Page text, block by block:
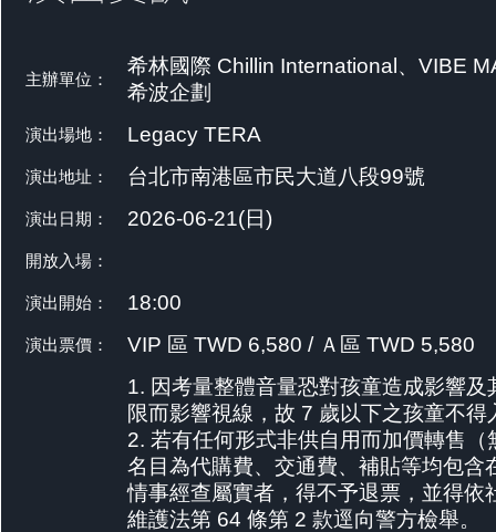
主辦單位：
希林國際 Chillin International、VIBE
希波企劃
演出場地： Legacy TERA
演出地址： 台北市南港區市民大道八段99號
演出日期： 2026-06-21(日)
開放入場：
演出開始： 18:00
演出票價： VIP 區 TWD 6,580 / Ａ區 TWD 5,580
1. 因考量整體音量恐對孩童造成影響及
限而影響視線，故 7 歲以下之孩童不得
2. 若有任何形式非供自用而加價轉售（
名目為代購費、交通費、補貼等均包含
情事經查屬實者，得不予退票，並得依
維護法第 64 條第 2 款逕向警方檢舉。